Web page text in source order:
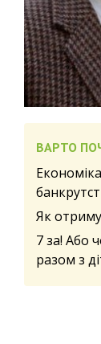
ВАРТО
Як
7 за! Або
разом з